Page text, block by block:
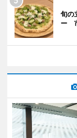
旬の
ー